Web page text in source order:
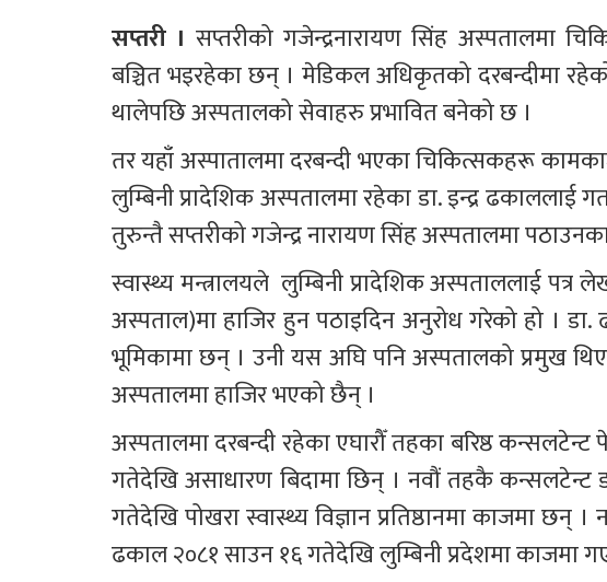
सप्तरी । सप्तरीको गजेन्द्रनारायण सिंह अस्पतालमा
बञ्चित भइरहेका छन् । मेडिकल अधिकृतको दरबन्दीमा
थालेपछि अस्पतालको सेवाहरु प्रभावित बनेको छ ।
तर यहाँ अस्पातालमा दरबन्दी भएका चिकित्सकहरू
लुम्बिनी प्रादेशिक अस्पतालमा रहेका डा. इन्द्र ढकाललाई
तुरुन्तै सप्तरीको गजेन्द्र नारायण सिंह अस्पतालमा
स्वास्थ्य मन्त्रालयले  लुम्बिनी प्रादेशिक अस्पताललाई पत्र
अस्पताल)मा हाजिर हुन पठाइदिन अनुरोध गरेको हो ।
भूमिकामा छन् । उनी यस अघि पनि अस्पतालको प्रमुख
अस्पतालमा हाजिर भएको छैन् ।
अस्पतालमा दरबन्दी रहेका एघारौँ तहका बरिष्ठ कन्सलटेन्ट
गतेदेखि असाधारण बिदामा छिन् । नवौं तहकै कन्सलटेन्ट
गतेदेखि पोखरा स्वास्थ्य विज्ञान प्रतिष्ठानमा काजमा छन्
ढकाल २०८१ साउन १६ गतेदेखि लुम्बिनी प्रदेशमा काजमा